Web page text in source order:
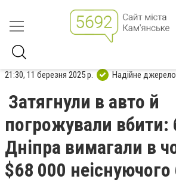
21:30, 11 березня 2025 р. Надійне джерело
Затягнули в авто й
погрожували вбити:
Дніпра вимагали в
$68 000 неіснуючого